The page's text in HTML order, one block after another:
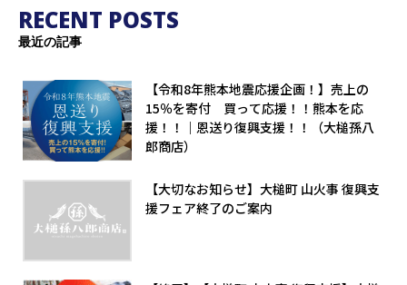
RECENT POSTS
最近の記事
【令和8年熊本地震応援企画！】売上の
15％を寄付 買って応援！！熊本を応
援！！｜恩送り復興支援！！（大槌孫八
郎商店）
【大切なお知らせ】大槌町 山火事 復興支
援フェア終了のご案内